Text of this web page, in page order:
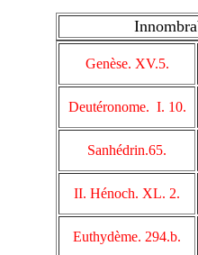
Genèse. XV.5.
Deutéronome. I. 10.
Sanhédrin.65.
II. Hénoch. XL. 2.
Euthydème. 294.b.